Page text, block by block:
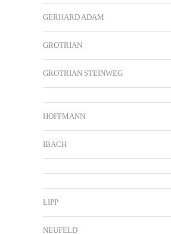
GERHARD ADAM
GROTRIAN
GROTRIAN STEINWEG
HOFFMANN
IBACH
LIPP
NEUFELD